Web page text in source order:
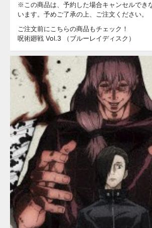
※この商品は、予約した場合キャンセルでき
います。予めご了承の上、ご注文ください。
ご注文前にこちらの商品もチェック！
呪術廻戦 Vol.3 （ブルーレイディスク）